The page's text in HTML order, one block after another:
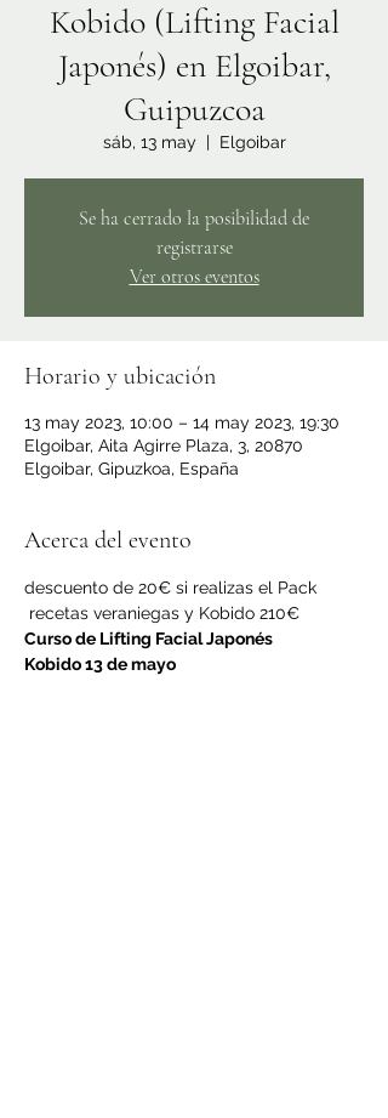
Kobido (Lifting Facial
Japonés) en Elgoibar,
Guipuzcoa
sáb, 13 may
  |
Elgoibar
Se ha cerrado la posibilidad de
registrarse
Ver otros eventos
Horario y ubicación
13 may 2023, 10:00 – 14 may 2023, 19:30
Elgoibar, Aita Agirre Plaza, 3, 20870
Elgoibar, Gipuzkoa, España
Acerca del evento
descuento de 20€ si realizas el Pack
recetas veraniegas y Kobido 210€
Curso de Lifting Facial Japonés
Kobido 13 de mayo